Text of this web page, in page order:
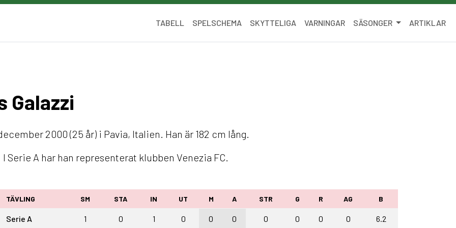
TABELL SPELSCHEMA SKYTTELIGA VARNINGAR SÄSONGER ARTIKLAR
Galazzi
2000 (25 år) i Pavia, Italien. Han är 182 cm lång.
A har han representerat klubben Venezia FC.
TÄVLING SM STA IN UT M A STR G R AG B
Serie A 1 0 1 0 0 0 0 0 0 0 6.2